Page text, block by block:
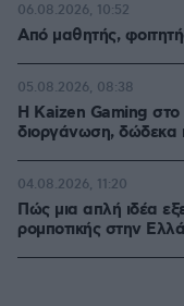
Από μαθητής,
06.08.2026, 10:52
H Kaizen Gaming
διοργάνωση, δώδεκα
05.08.2026, 08:38
Πώς μια απλή ιδέα
ρομποτικής στην
04.08.2026, 11:20